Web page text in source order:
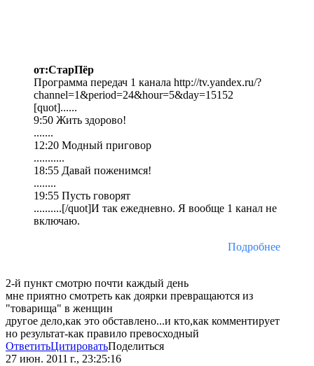
от:СтарПёр
Программа передач 1 канала http://tv.yandex.ru/?
channel=1&period=24&hour=5&day=15152
[quot]......
9:50 Жить здорово!
.......
12:20 Модный приговор
...........
18:55 Давай поженимся!
........
19:55 Пусть говорят
..........[/quot]И так ежедневно. Я вообще 1 канал не
включаю.
Подробнее
2-й пункт смотрю почти каждый день
мне приятно смотреть как доярки превращаются из
"товарища" в женщин
другое дело,как это обставлено...и кто,как комментирует
но результат-как правило превосходный
ОтветитьЦитироватьПоделиться
27 июн. 2011 г., 23:25:16